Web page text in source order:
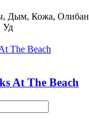
Дым, Кожа,
Уд
At The Beach